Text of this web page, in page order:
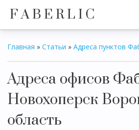
F A B E R L I C
Главная » Статьи » Адреса пунктов
Адреса офисов
Новохоперск
область